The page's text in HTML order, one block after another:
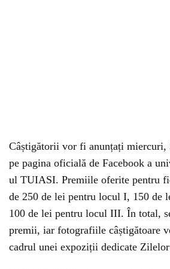
Câștigătorii vor fi anunțați miercuri,
pe pagina oficială de Facebook a
ul TUIASI. Premiile oferite pentru
de 250 de lei pentru locul I, 150 de
100 de lei pentru locul III. În total,
premii, iar fotografiile câștigătoare
cadrul unei expoziții dedicate